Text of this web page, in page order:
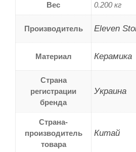
Вес 0.200 кг
Производитель Eleven
Материал Керамика
Страна
регистрации
бренда
Украина
Страна-
производитель
товара
Китай